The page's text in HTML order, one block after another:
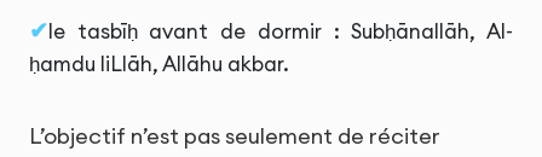
le tasbīḥ avant de dormir : Subḥānallāh, Al-
ḥamdu liLlāh, Allāhu akbar.
L’objectif n’est pas seulement de réciter